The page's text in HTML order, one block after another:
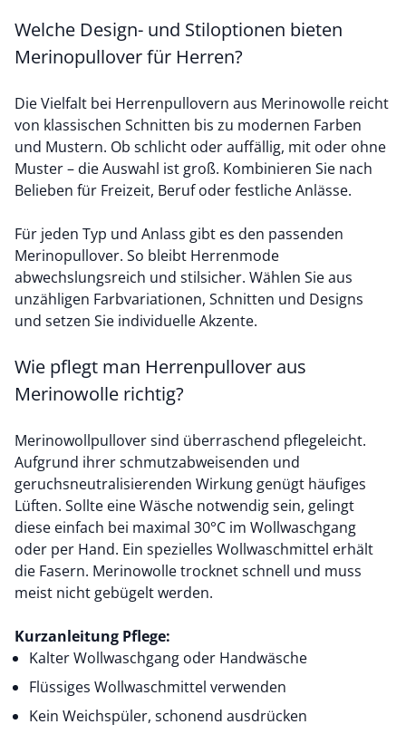
Welche Design- und Stiloptionen bieten
Merinopullover für Herren?
Die Vielfalt bei Herrenpullovern aus Merinowolle reicht
von klassischen Schnitten bis zu modernen Farben
und Mustern. Ob schlicht oder auffällig, mit oder ohne
Muster – die Auswahl ist groß. Kombinieren Sie nach
Belieben für Freizeit, Beruf oder festliche Anlässe.
Für jeden Typ und Anlass gibt es den passenden
Merinopullover. So bleibt Herrenmode
abwechslungsreich und stilsicher. Wählen Sie aus
unzähligen Farbvariationen, Schnitten und Designs
und setzen Sie individuelle Akzente.
Wie pflegt man Herrenpullover aus
Merinowolle richtig?
Merinowollpullover sind überraschend pflegeleicht.
Aufgrund ihrer schmutzabweisenden und
geruchsneutralisierenden Wirkung genügt häufiges
Lüften. Sollte eine Wäsche notwendig sein, gelingt
diese einfach bei maximal 30°C im Wollwaschgang
oder per Hand. Ein spezielles Wollwaschmittel erhält
die Fasern. Merinowolle trocknet schnell und muss
meist nicht gebügelt werden.
Kurzanleitung Pflege:
Kalter Wollwaschgang oder Handwäsche
Flüssiges Wollwaschmittel verwenden
Kein Weichspüler, schonend ausdrücken